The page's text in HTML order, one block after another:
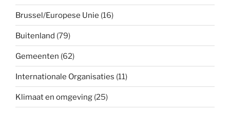
Brussel/Europese Unie (16)
Buitenland (79)
Gemeenten (62)
Internationale Organisaties (11)
Klimaat en omgeving (25)